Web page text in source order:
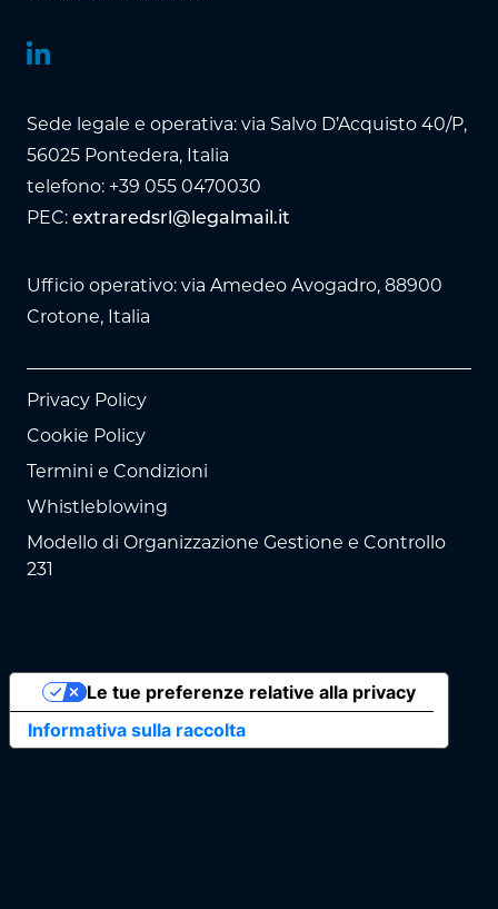
Sede legale e operativa: via Salvo D’Acquisto 40/P,
56025 Pontedera, Italia
telefono: +39 055 0470030
PEC: extraredsrl@legalmail.it
Ufficio operativo: via Amedeo Avogadro, 88900
Crotone, Italia
Privacy Policy
Cookie Policy
Termini e Condizioni
Whistleblowing
Modello di Organizzazione Gestione e Controllo
231
Informativa sulla raccolta
Le tue preferenze relative alla privacy